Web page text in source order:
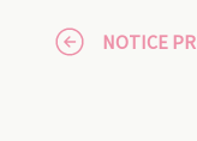
NOTICE